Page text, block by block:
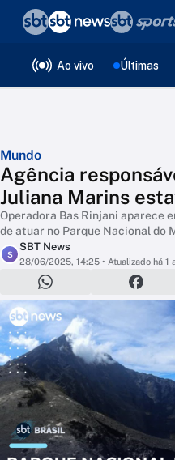
Ao vivo Últimas
Mundo
Agência
Juliana Marins
Operadora Bas Rinjani aparece
de atuar no Parque Nacional do
S
SBT News
28/06/2025, 14:25 • Atualizado há 1
❮voltar
Editorias